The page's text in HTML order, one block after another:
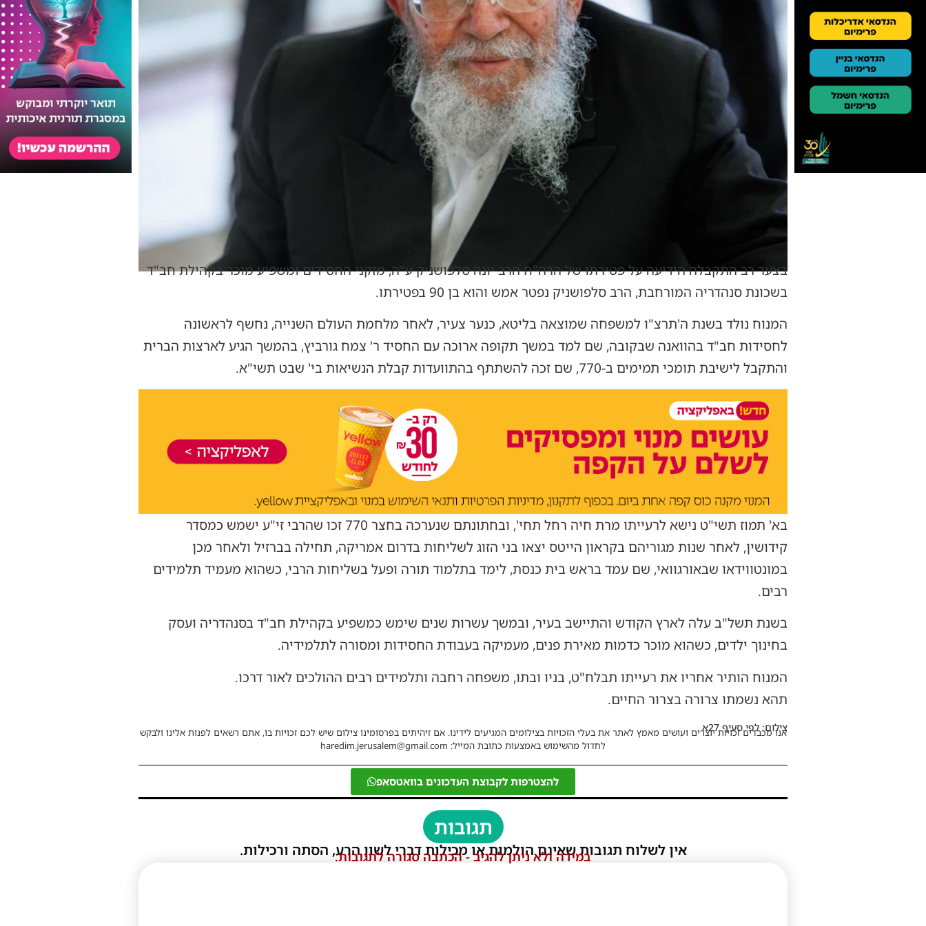
בצער רב התקבלה הידיעה על פטירתו של הרה"ח הרב יונה סלפושניק ע"ה, מזקני החסידים ומשפיע מוכר בקהילת חב"ד
בשכונת סנהדריה המורחבת, הרב סלפושניק נפטר אמש והוא בן 90 בפטירתו.
המנוח נולד בשנת ה'תרצ"ו למשפחה שמוצאה בליטא, כנער צעיר, לאחר מלחמת העולם השנייה, נחשף לראשונה
לחסידות חב"ד בהוואנה שבקובה, שם למד במשך תקופה ארוכה עם החסיד ר' צמח גורביץ, בהמשך הגיע לארצות הברית
והתקבל לישיבת תומכי תמימים ב-770, שם זכה להשתתף בהתוועדות קבלת הנשיאות בי' שבט תשי"א.
בא' תמוז תשי"ט נישא לרעייתו מרת חיה רחל תחי', ובחתונתם שנערכה בחצר 770 זכו שהרבי זי"ע ישמש כמסדר
קידושין, לאחר שנות מגוריהם בקראון הייטס יצאו בני הזוג לשליחות בדרום אמריקה, תחילה בברזיל ולאחר מכן
במונטווידאו שבאורגוואי, שם עמד בראש בית כנסת, לימד בתלמוד תורה ופעל בשליחות הרבי, כשהוא מעמיד תלמידים
רבים.
בשנת תשל"ב עלה לארץ הקודש והתיישב בעיר, ובמשך עשרות שנים שימש כמשפיע בקהילת חב"ד בסנהדריה ועסק
בחינוך ילדים, כשהוא מוכר כדמות מאירת פנים, מעמיקה בעבודת החסידות ומסורה לתלמידיה.
המנוח הותיר אחריו את רעייתו תבלח"ט, בניו ובתו, משפחה רחבה ותלמידים רבים ההולכים לאור דרכו.
תהא נשמתו צרורה בצרור החיים.
צילום: לפי סעיף 27א
אנו מכבדים זכויות יוצרים ועושים מאמץ לאתר את בעלי הזכויות בצילומים המגיעים לידינו. אם זיהיתים בפרסומינו צילום שיש לכם זכויות בו, אתם רשאים לפנות אלינו ולבקש
לחדול מהשימוש באמצעות כתובת המייל: haredim.jerusalem@gmail.com
להצטרפות לקבוצת העדכונים בוואטסאפ
תגובות
אין לשלוח תגובות שאינם הולמות או מכילות דברי לשון הרע, הסתה ורכילות.
במידה ולא ניתן להגיב - הכתבה סגורה לתגובות.